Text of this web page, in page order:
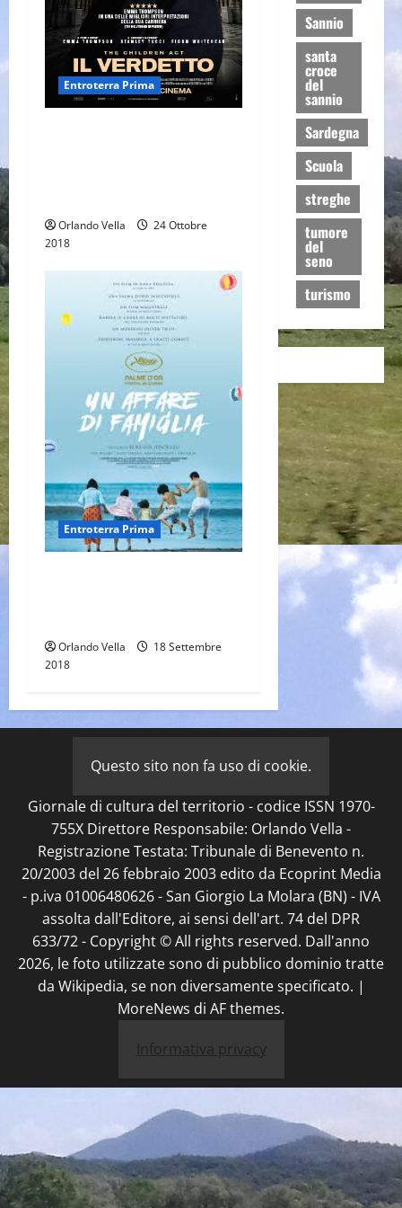
Entroterra Prima
Orlando Vella
24 Ottobre
2018
Entroterra Prima
Orlando Vella
18 Settembre
2018
Sannio
santa
croce
del
sannio
Sardegna
Scuola
streghe
tumore
del
seno
turismo
Questo sito non fa uso di cookie.
Giornale di cultura del territorio - codice ISSN 1970-
755X Direttore Responsabile: Orlando Vella -
Registrazione Testata: Tribunale di Benevento n.
20/2003 del 26 febbraio 2003 edito da Ecoprint Media
- p.iva 01006480626 - San Giorgio La Molara (BN) - IVA
assolta dall'Editore, ai sensi dell'art. 74 del DPR
633/72 - Copyright © All rights reserved. Dall'anno
2026, le foto utilizzate sono di pubblico dominio tratte
da Wikipedia, se non diversamente specificato. |
MoreNews di AF themes.
Informativa privacy